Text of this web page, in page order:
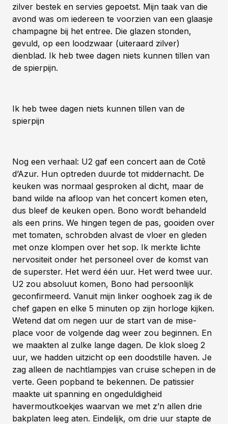
zilver bestek en servies gepoetst. Mijn taak van die
avond was om iedereen te voorzien van een glaasje
champagne bij het entree. Die glazen stonden,
gevuld, op een loodzwaar (uiteraard zilver)
dienblad. Ik heb twee dagen niets kunnen tillen van
de spierpijn.
Ik heb twee dagen niets kunnen tillen van de
spierpijn
Nog een verhaal: U2 gaf een concert aan de Cotê
d’Azur. Hun optreden duurde tot middernacht. De
keuken was normaal gesproken al dicht, maar de
band wilde na afloop van het concert komen eten,
dus bleef de keuken open. Bono wordt behandeld
als een prins. We hingen tegen de pas, gooiden over
met tomaten, schrobden alvast de vloer en gleden
met onze klompen over het sop. Ik merkte lichte
nervositeit onder het personeel over de komst van
de superster. Het werd één uur. Het werd twee uur.
U2 zou absoluut komen, Bono had persoonlijk
geconfirmeerd. Vanuit mijn linker ooghoek zag ik de
chef gapen en elke 5 minuten op zijn horloge kijken.
Wetend dat om negen uur de start van de mise-
place voor de volgende dag weer zou beginnen. En
we maakten al zulke lange dagen. De klok sloeg 2
uur, we hadden uitzicht op een doodstille haven. Je
zag alleen de nachtlampjes van cruise schepen in de
verte. Geen popband te bekennen. De patissier
maakte uit spanning en ongeduldigheid
havermoutkoekjes waarvan we met z’n allen drie
bakplaten leeg aten. Eindelijk, om drie uur stapte de